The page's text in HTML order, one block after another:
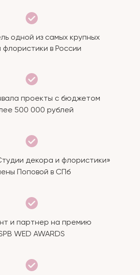
одной из самых крупных
в России
проекты с бюджетом
500 000 рублей
декора и флористики»
Поповой в СПб
и партнер на премию
WED AWARDS